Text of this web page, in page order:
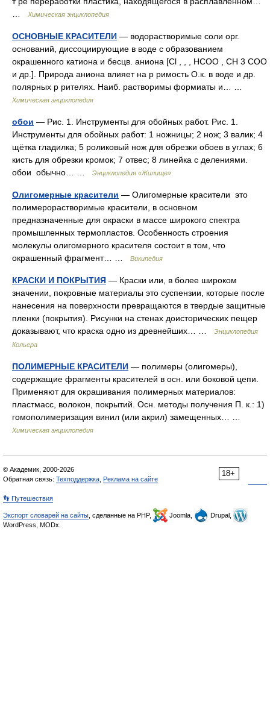
Химическая энциклопедия
ОСНОВНЫЕ КРАСИТЕЛИ — водорастворимые соли орг.
оснований, диссоциирующие в воде с образованием
окрашенного катиона и бесцв. аниона [Сl , , , НСОО , СН 3 СОО
и др.]. Природа аниона влияет на р римость O.к. в воде и др.
полярных р рителях. Наиб. растворимы формиаты и… …
Химическая энциклопедия
обои — Рис. 1. Инструменты для обойных работ. Рис. 1.
Инструменты для обойных работ: 1 ножницы; 2 нож; 3 валик; 4
щётка гладилка; 5 роликовый нож для обрезки обоев в углах; 6
кисть для обрезки кромок; 7 отвес; 8 линейка с делениями.
обои обычно… …
Энциклопедия «Жилище»
Олигомерные красители — Олигомерные красители это
полимерорастворимые красители, в основном
предназначенные для окраски в массе широкого спектра
промышленных термопластов. Особенность строения
молекулы олигомерного красителя состоит в том, что
окрашенный фрагмент… …
Википедия
КРАСКИ И ПОКРЫТИЯ — Краски или, в более широком
значении, покровные материалы это суспензии, которые после
нанесения на поверхности превращаются в твердые защитные
пленки (покрытия). Рисунки на стенах доисторических пещер
доказывают, что краска одно из древнейших… …
Энциклопедия
Кольера
ПОЛИМЕРНЫЕ КРАСИТЕЛИ — полимеры (олигомеры),
содержащие фрагменты красителей в осн. или боковой цепи.
Применяют для окрашивания полимерных материалов:
пластмасс, волокон, покрытий. Осн. методы получения П. к.: 1)
гомополимеризация винил (или акрил) замещенных… …
Химическая энциклопедия
18+
© Академик, 2000-2026
Обратная связь: Техподдержка Реклама на сайте
👣 Путешествия
Экспорт словарей на сайты , сделанные на PHP, Joomla,
Drupal,
WordPress, MODx.